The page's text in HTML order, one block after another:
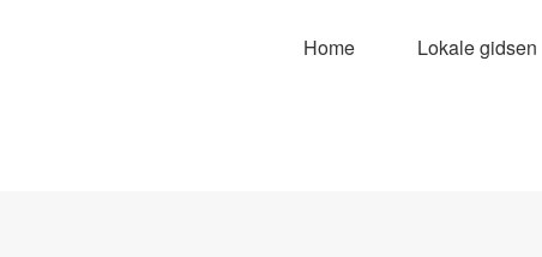
Home Lokale gidsen